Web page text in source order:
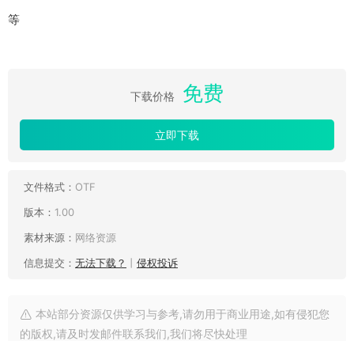
等
下载价格 免费
立即下载
文件格式： OTF
版本： 1.00
素材来源： 网络资源
信息提交： 无法下载？ 侵权投诉
本站部分资源仅供学习与参考,请勿用于商业用途,如有侵犯您
的版权,请及时发邮件联系我们,我们将尽快处理